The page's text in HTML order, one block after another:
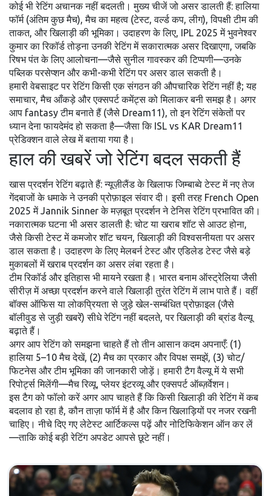
कोई भी रेटिंग अचानक नहीं बदलती। मुख्य चीजें जो असर डालती हैं: हालिया
फॉर्म (अंतिम कुछ मैच), मैच का महत्व (टेस्ट, वर्ल्ड कप, लीग), विपक्षी टीम की
ताकत, और खिलाड़ी की भूमिका। उदाहरण के लिए, IPL 2025 में भुवनेश्वर
कुमार का रिकॉर्ड तोड़ना उनकी रेटिंग में सकारात्मक असर दिखाएगा, जबकि
रिषभ पंत के लिए आलोचना—जैसे सुनील गावस्कर की टिप्पणी—उनके
पब्लिक परसेप्शन और कभी-कभी रेटिंग पर असर डाल सकती है।
हमारी वेबसाइट पर रेटिंग किसी एक संगठन की औपचारिक रेटिंग नहीं है; यह
समाचार, मैच आँकड़े और एक्सपर्ट कमेंट्स को मिलाकर बनी समझ है। अगर
आप fantasy टीम बनाते हैं (जैसे Dream11), तो इन रेटिंग संकेतों पर
ध्यान देना फायदेमंद हो सकता है—जैसा कि ISL vs KAR Dream11
प्रेडिक्शन वाले लेख में बताया गया है।
हाल की खबरें जो रेटिंग बदल सकती हैं
खास प्रदर्शन रेटिंग बढ़ाते हैं: न्यूज़ीलैंड के खिलाफ जिम्बाब्वे टेस्ट में नए तेज
गेंदबाजों के धमाके ने उनकी प्रोफ़ाइल संवार दी। इसी तरह French Open
2025 में Jannik Sinner के मज़बूत प्रदर्शन ने टेनिस रेटिंग प्रभावित की।
नकारात्मक घटना भी असर डालती है: चोट या खराब शॉट से आउट होना,
जैसे किसी टेस्ट में कमजोर शॉट चयन, खिलाड़ी की विश्वसनीयता पर असर
डाल सकता है। उदाहरण के लिए मेलबर्न टेस्ट और एडिलेड टेस्ट जैसे बड़े
मुकाबलों में खराब प्रदर्शन का असर लंबा रहता है।
टीम रिकॉर्ड और इतिहास भी मायने रखता है। भारत बनाम ऑस्ट्रेलिया जैसी
सीरीज़ में अच्छा प्रदर्शन करने वाले खिलाड़ी तुरंत रेटिंग में लाभ पाते हैं। वहीं
बॉक्स ऑफिस या लोकप्रियता से जुड़े खेल-सम्बंधित प्रोफ़ाइल (जैसे
बॉलीवुड से जुड़ी खबरें) सीधे रेटिंग नहीं बदलते, पर खिलाड़ी की ब्रांड वैल्यू
बढ़ाते हैं।
अगर आप रेटिंग को समझना चाहते हैं तो तीन आसान कदम अपनाएँ: (1)
हालिया 5–10 मैच देखें, (2) मैच का प्रकार और विपक्ष समझें, (3) चोट/
फिटनेस और टीम भूमिका की जानकारी जोड़ें। हमारी टैग वैल्यू में ये सभी
रिपोर्ट्स मिलेंगी—मैच रिव्यू, प्लेयर इंटरव्यू और एक्सपर्ट ऑब्ज़र्वेशन।
इस टैग को फॉलो करें अगर आप चाहते हैं कि किसी खिलाड़ी की रेटिंग में कब
बदलाव हो रहा है, कौन ताज़ा फॉर्म में है और किन खिलाड़ियों पर नजर रखनी
चाहिए। नीचे दिए गए लेटेस्ट आर्टिकल्स पढ़ें और नोटिफिकेशन ऑन कर लें
—ताकि कोई बड़ी रेटिंग अपडेट आपसे छूटे नहीं।